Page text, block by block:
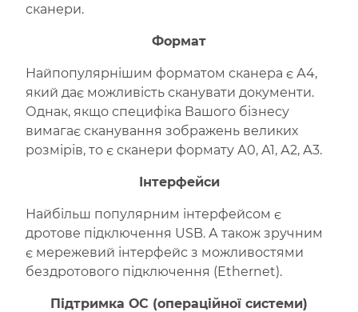
сканери.
Формат
Найпопулярнішим форматом сканера є А4,
який дає можливість сканувати документи.
Однак, якщо специфіка Вашого бізнесу
вимагає сканування зображень великих
розмірів, то є сканери формату А0, А1, А2, А3.
Інтерфейси
Найбільш популярним інтерфейсом є
дротове підключення USB. А також зручним
є мережевий інтерфейс з можливостями
бездротового підключення (Ethernet).
Підтримка ОС (операційної системи)